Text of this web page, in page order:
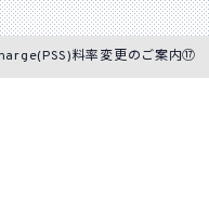
料率変更のご案内⑰